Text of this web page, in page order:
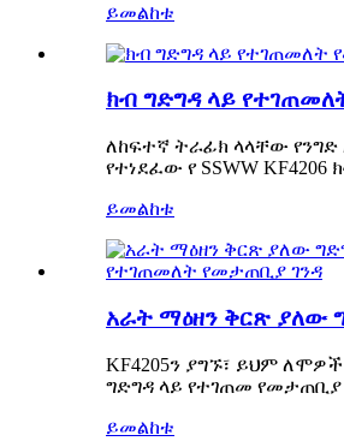
ይመልከቱ
ክብ ግድግዳ ላይ
ለከፍተኛ ትራፊክ ላላቸው የንግድ
የተነደፈው የ SSWW KF4206
ይመልከቱ
አራት ማዕዘን ቅርጽ ያለው
KF4205ን ያግኙ፣ ይህም
ግድግዳ ላይ የተገጠመ የመታጠቢያ
ይመልከቱ